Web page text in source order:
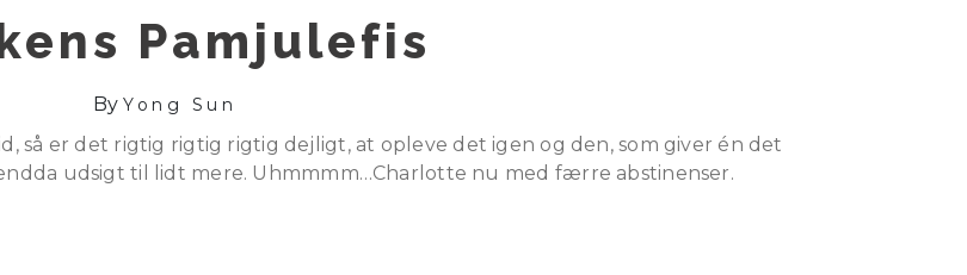
Pamjulefis
By Yong Sun
så er det rigtig rigtig rigtig dejligt, at opleve det igen og den, som giver én det
udsigt til lidt mere. Uhmmmm…Charlotte nu med færre abstinenser.